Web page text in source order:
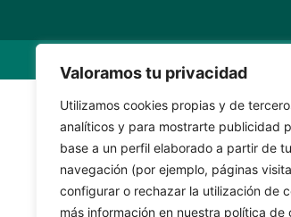
Valoramos tu privacidad
Utilizamos cookies propias y de
analíticos y para mostrarte publicidad
base a un perfil elaborado a partir de
navegación (por ejemplo, páginas
configurar o rechazar la utilización de
más información en nuestra política de